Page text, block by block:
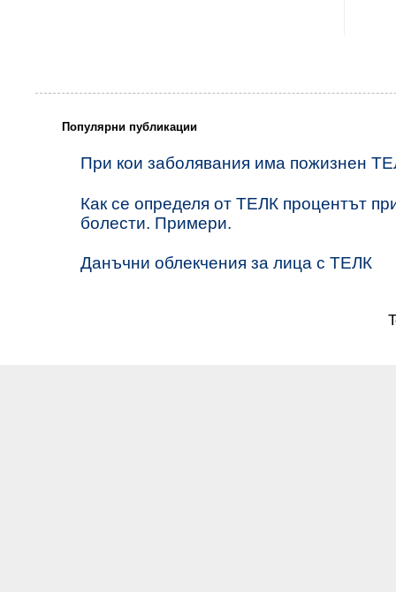
Популярни публикации
При кои заболявания има пожизнен
Как се определя от ТЕЛК процентът
болести. Примери.
Данъчни облекчения за лица с ТЕЛК